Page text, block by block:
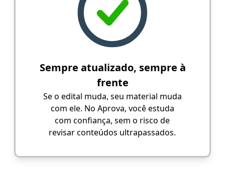
Sempre atualizado, sempre à
frente
Se o edital muda, seu material muda
com ele. No Aprova, você estuda
com confiança, sem o risco de
revisar conteúdos ultrapassados.